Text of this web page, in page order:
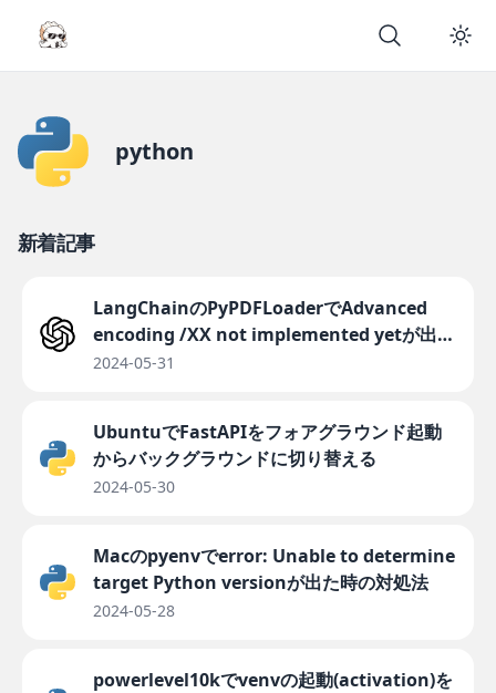
python
新着記事
LangChainのPyPDFLoaderでAdvanced
encoding /XX not implemented yetが出た
ときの対処法
2024-05-31
UbuntuでFastAPIをフォアグラウンド起動
からバックグラウンドに切り替える
2024-05-30
Macのpyenvでerror: Unable to determine
target Python versionが出た時の対処法
2024-05-28
powerlevel10kでvenvの起動(activation)を